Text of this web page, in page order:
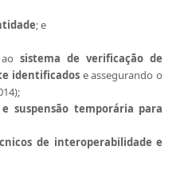
; e
sistema de verificação de
identificadose assegurando o
suspensão temporária para
de interoperabilidade e